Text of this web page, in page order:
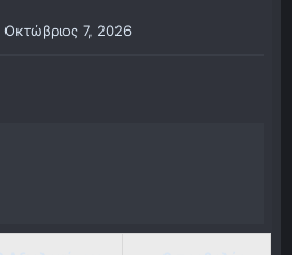
Οκτώβριος 7, 2026